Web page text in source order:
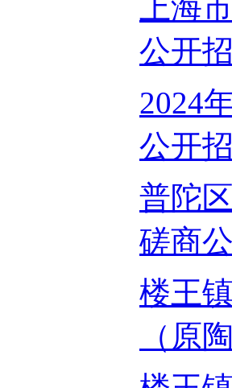
上海
公开
2024
公开
普陀
磋商
楼王
（原